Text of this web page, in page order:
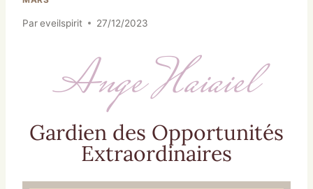
Pareveilspirit 27/12/2023
Ange Haiaiel
Gardien des Opportunités
Extraordinaires